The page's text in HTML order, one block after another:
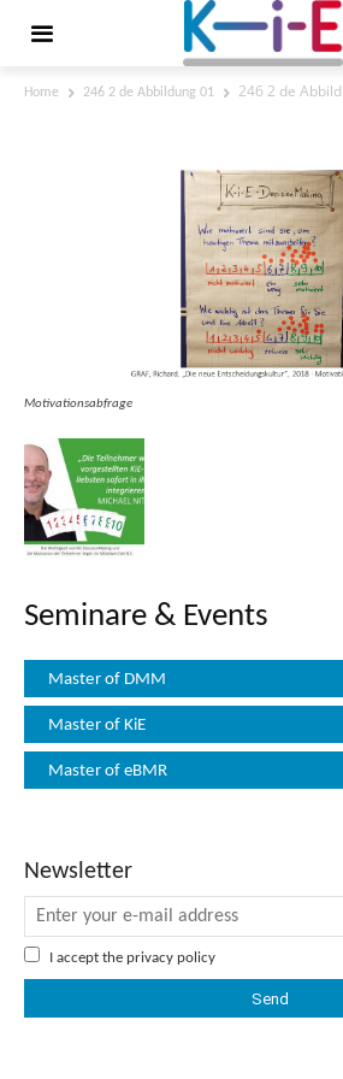
Home 246 2 de Abbildung 01 246 2 de
Motivationsabfrage
Seminare & Events
Master of DMM
Master of KiE
Master of eBMR
Newsletter
I accept the privacy policy